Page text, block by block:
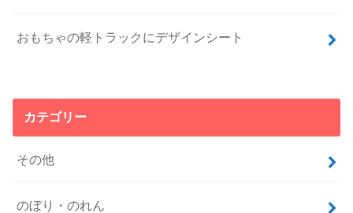
おもちゃの軽トラックにデザインシート
カテゴリー
その他
のぼり・のれん